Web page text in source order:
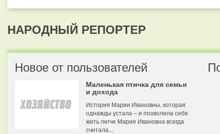
НАРОДНЫЙ РЕПОРТЕР
Новое от пользователей
Маленькая птичка для семьи
и дохода
История Марии Ивановны, которая
однажды устала – и позволила себе
жить легче Мария Ивановна всегда
считала...